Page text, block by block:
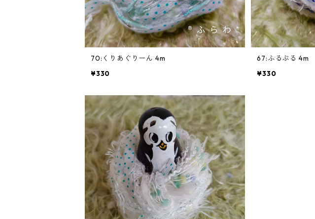
70:くりあぐりーん 4m
¥330
67:ふるぶる 4m
¥330